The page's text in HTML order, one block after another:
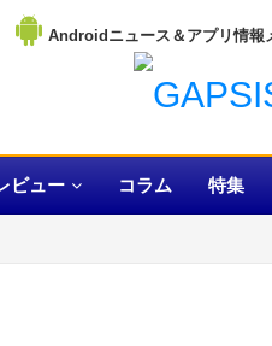
Androidニュース＆アプリ情報
ビュー コラム 特集